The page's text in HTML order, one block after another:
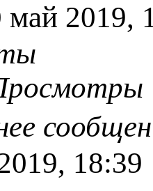
май 2019,
18:39